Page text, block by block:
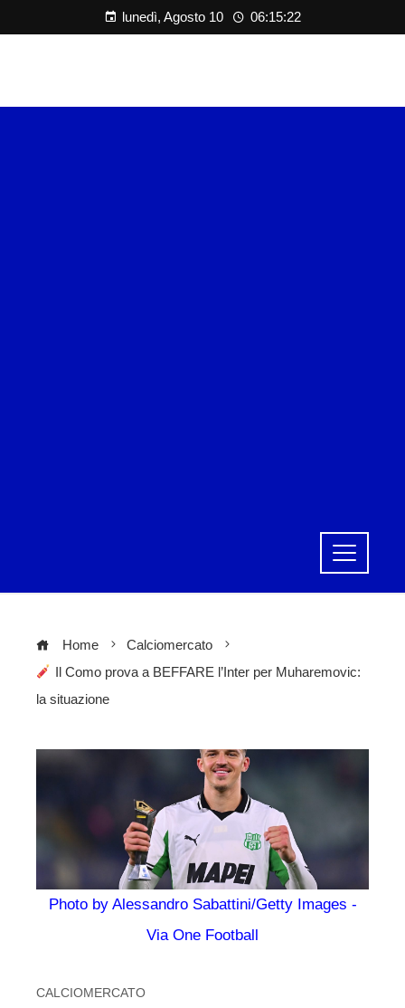
lunedì, Agosto 10 06:15:23
Home
Calciomercato
Il Como prova a BEFFARE l’Inter per Muharemovic:
la situazione
Photo by Alessandro Sabattini/Getty Images -
Via One Football
CALCIOMERCATO